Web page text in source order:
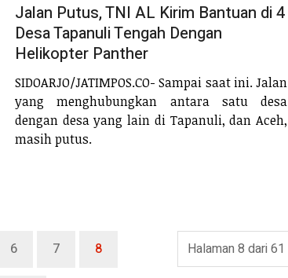
Jalan Putus, TNI AL Kirim Bantuan di 4
Desa Tapanuli Tengah Dengan
Helikopter Panther
SIDOARJO/JATIMPOS.CO- Sampai saat ini. Jalan
yang menghubungkan antara satu desa
dengan desa yang lain di Tapanuli, dan Aceh,
masih putus.
Halaman 8 dari 61
6 7 8